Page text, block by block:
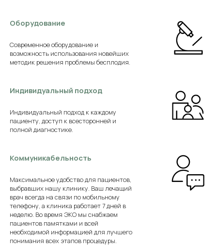
Оборудование
Современное оборудование и
возможность использования новейших
методик решения проблемы бесплодия.
Индивидуальный подход
Индивидуальный подход к каждому
пациенту, доступ к всесторонней и
полной диагностике.
Коммуникабельность
Максимальное удобство для пациентов,
выбравших нашу клинику. Ваш лечащий
врач всегда на связи по мобильному
телефону, а клиника работает 7 дней в
неделю. Во время ЭКО мы снабжаем
пациентов памятками и всей
необходимой информацией для лучшего
понимания всех этапов процедуры.